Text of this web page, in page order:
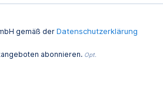
gemäß der Datenschutzerklärung
abonnieren. Opt.